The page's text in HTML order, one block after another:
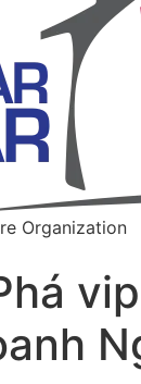
Organization